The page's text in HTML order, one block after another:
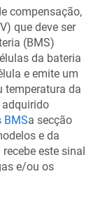
compensação,
que deve ser
(BMS)
da bateria
e emite um
temperatura da
adquirido
BMSa secção
e da
este sinal
e/ou os